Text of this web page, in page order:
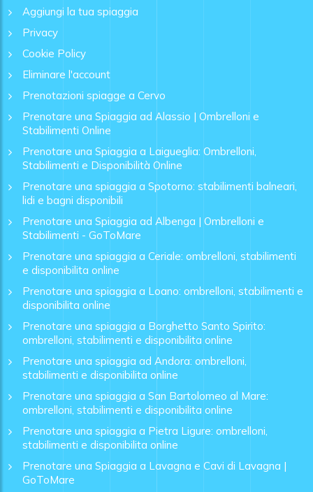
Aggiungi la tua spiaggia
Privacy
Cookie Policy
Eliminare l'account
Prenotazioni spiagge a Cervo
Prenotare una Spiaggia ad Alassio | Ombrelloni e
Stabilimenti Online
Prenotare una Spiaggia a Laigueglia: Ombrelloni,
Stabilimenti e Disponibilità Online
Prenotare una spiaggia a Spotorno: stabilimenti balneari,
lidi e bagni disponibili
Prenotare una Spiaggia ad Albenga | Ombrelloni e
Stabilimenti - GoToMare
Prenotare una spiaggia a Ceriale: ombrelloni, stabilimenti
e disponibilita online
Prenotare una spiaggia a Loano: ombrelloni, stabilimenti e
disponibilita online
Prenotare una spiaggia a Borghetto Santo Spirito:
ombrelloni, stabilimenti e disponibilita online
Prenotare una spiaggia ad Andora: ombrelloni,
stabilimenti e disponibilita online
Prenotare una spiaggia a San Bartolomeo al Mare:
ombrelloni, stabilimenti e disponibilita online
Prenotare una spiaggia a Pietra Ligure: ombrelloni,
stabilimenti e disponibilita online
Prenotare una Spiaggia a Lavagna e Cavi di Lavagna |
GoToMare